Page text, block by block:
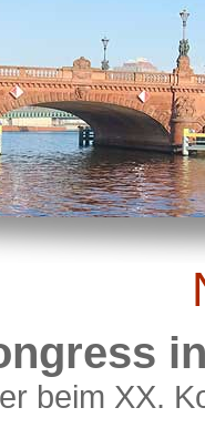
beim XX.